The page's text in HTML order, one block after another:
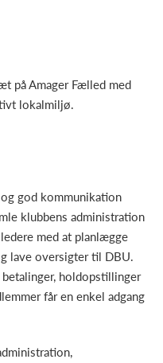
på Amager Fælled med
lokalmiljø.
god kommunikation
klubbens administration
med at planlægge
lave oversigter til DBU.
holdopstillinger
får en enkel adgang